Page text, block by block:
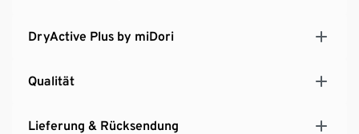
DryActive Plus by miDori
Qualität
Lieferung & Rücksendung